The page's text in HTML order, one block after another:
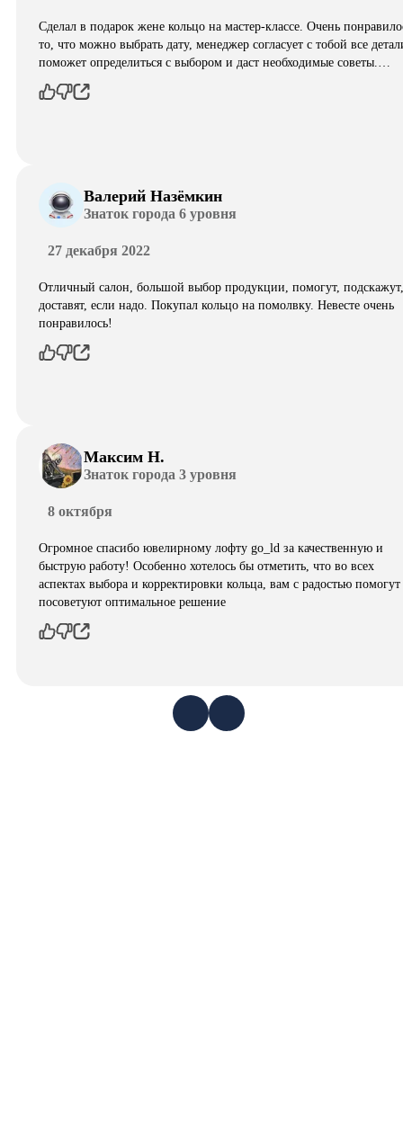
Сделал в подарок жене кольцо на мастер-классе. Очень
то, что можно выбрать дату, менеджер согласует с тобой все
поможет определиться с выбором и даст необходимые советы.…
Валерий Назёмкин
Знаток города 6 уровня
27 декабря 2022
Отличный салон, большой выбор продукции, помогут, подскажут,
доставят, если надо. Покупал кольцо на помолвку. Невесте очень
понравилось!
Максим Н.
Знаток города 3 уровня
8 октября
Огромное спасибо ювелирному лофту go_ld за качественную и
быструю работу! Особенно хотелось бы отметить, что во всех
аспектах выбора и корректировки кольца, вам с радостью
посоветуют оптимальное решение